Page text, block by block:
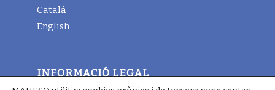
Català
English
INFORMACIÓ LEGAL